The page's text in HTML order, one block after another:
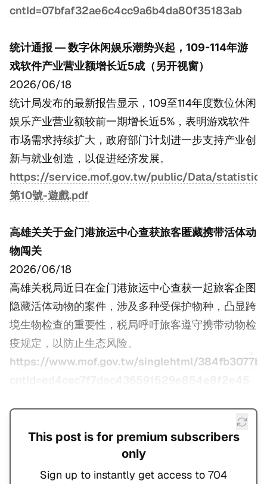
cntId=07bfaf32ae6c4cc9a6b4da80f35183ab
统计通报 — 数字休闲娱乐潮势兴起，109-114年游
戏软件产业营业额增长近5成（另开视窗）
2026/06/18
统计局发布的最新报告显示，109至114年度数位休闲
娱乐产业营业额较前一期增长近5%，表明游戏软件
市场需求持续扩大，政府部门计划进一步支持产业创
新与就业创造，以促进经济发展。
https://service.mof.gov.tw/public/Data/
第10號-遊戲.pdf
高雄关关于金门港旅运中心查获旅客匿藏携带活体动
物闯关
2026/06/18
高雄关税局近日在金门港旅运中心查获一起旅客企图
隐藏活体动物的案件，涉及多种受保护物种，凸显跨
境生物检查的重要性，税局呼吁旅客遵守携带动物检
疫规定，以防止生态风险。
https://www.mof.gov.tw/singlehtml/
This post is for premium subscribers
only
Sign up to instantly get access to 704